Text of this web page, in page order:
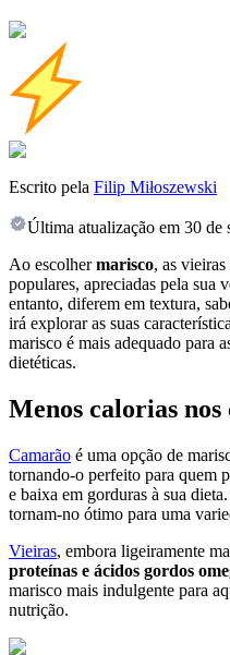
Escrito pela Filip Miłoszewski
Última atualização em 30 de
Ao escolhermarisco, as vieiras
populares, apreciadas pela sua
entanto, diferem em textura,
irá explorar as suas
marisco é mais adequado para
dietéticas.
Menos calorias nos
Camarão é uma opção de
tornando-o perfeito para quem
e baixa em gorduras à sua
tornam-no ótimo para uma
Vieiras, embora ligeiramente
proteínas e ácidos gordos
marisco mais indulgente para
nutrição.